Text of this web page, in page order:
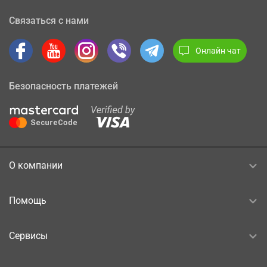
Связаться с нами
Онлайн чат
Безопасность платежей
О компании
Помощь
Сервисы